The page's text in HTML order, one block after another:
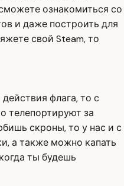
ознакомиться со
и даже построить для
свой Steam, то
флага, то с
телепортируют за
скроны, то у нас и с
а также можно капать
ты будешь